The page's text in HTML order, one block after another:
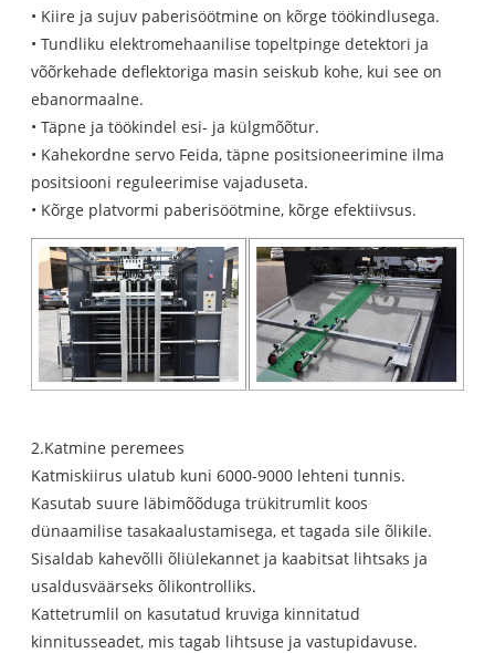
• Kiire ja sujuv paberisöötmine on kõrge töökindlusega.
• Tundliku elektromehaanilise topeltpinge detektori ja
võõrkehade deflektoriga masin seiskub kohe, kui see on
ebanormaalne.
• Täpne ja töökindel esi- ja külgmõõtur.
• Kahekordne servo Feida, täpne positsioneerimine ilma
positsiooni reguleerimise vajaduseta.
• Kõrge platvormi paberisöötmine, kõrge efektiivsus.
2.Katmine peremees
Katmiskiirus ulatub kuni 6000-9000 lehteni tunnis.
Kasutab suure läbimõõduga trükitrumlit koos
dünaamilise tasakaalustamisega, et tagada sile õlikile.
Sisaldab kahevõlli õliülekannet ja kaabitsat lihtsaks ja
usaldusväärseks õlikontrolliks.
Kattetrumlil on kasutatud kruviga kinnitatud
kinnitusseadet, mis tagab lihtsuse ja vastupidavuse.